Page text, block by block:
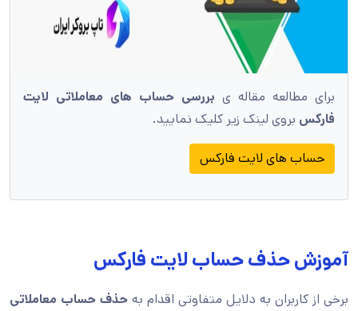
برای مطالعه مقاله ی بررسی حساب های معاملاتی لایت
فارکس بروی لینک زیر کلیک نمایید.
حساب های لایت فارکس
آموزش حذف حساب لایت فارکس
برخی از کاربران به دلایل متفاوتی اقدام به حذف حساب معاملاتی